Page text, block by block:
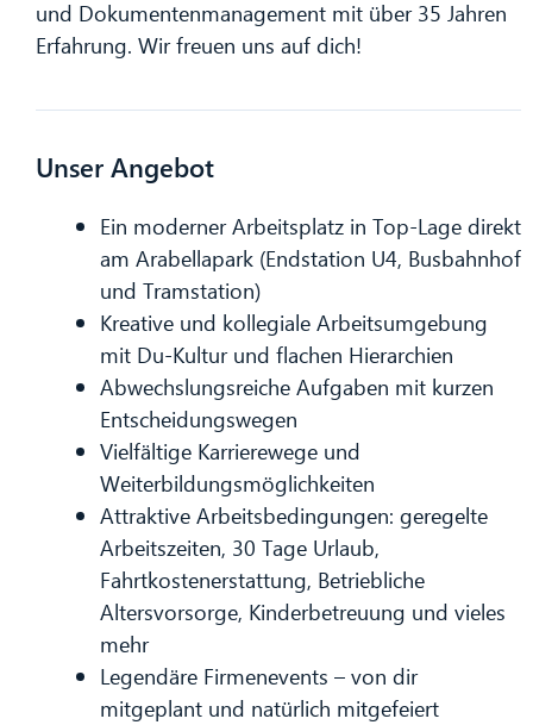
und Dokumentenmanagement mit über 35 Jahren
Erfahrung. Wir freuen uns auf dich!
Unser Angebot
Ein moderner Arbeitsplatz in Top-Lage direkt
am Arabellapark (Endstation U4, Busbahnhof
und Tramstation)
Kreative und kollegiale Arbeitsumgebung
mit Du-Kultur und flachen Hierarchien
Abwechslungsreiche Aufgaben mit kurzen
Entscheidungswegen
Vielfältige Karrierewege und
Weiterbildungsmöglichkeiten
Attraktive Arbeitsbedingungen: geregelte
Arbeitszeiten, 30 Tage Urlaub,
Fahrtkostenerstattung, Betriebliche
Altersvorsorge, Kinderbetreuung und vieles
mehr
Legendäre Firmenevents – von dir
mitgeplant und natürlich mitgefeiert
CIB AI ChatBot
Hallo! Was kann ich für Sie tun?